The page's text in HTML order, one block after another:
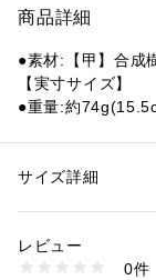
商品詳細
●素材:【甲】合成
【実寸サイズ】
●重量:約
●お手入れ簡単
軽い履き心地とク
●クロックスのア
性別：キッズ・ベビー
商品番号：
10859885201 （ショ
サイズ詳細
レビュー
0件